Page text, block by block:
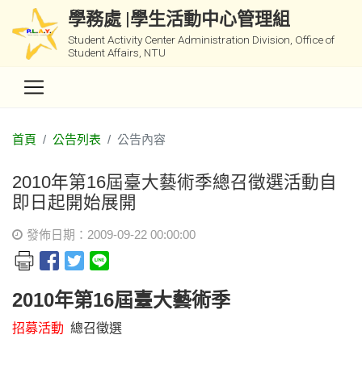
學務處 |學生活動中心管理組
Student Activity Center Administration Division, Office of
Student Affairs, NTU
首頁 公告列表 公告內容
2010年第16屆臺大藝術季總召徵選活動自
即日起開始展開
發佈日期：2009-09-22 00:00:00
2010年第16屆臺大藝術季
招募活動 總召徵選